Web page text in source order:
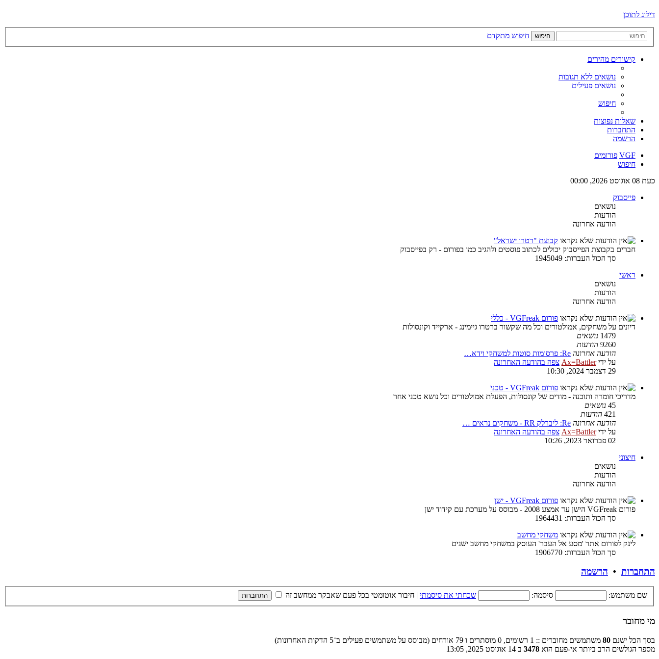
דילוג לתוכן
חיפוש חיפוש מתקדם
קישורים מהירים
נושאים ללא תגובות
נושאים פעילים
חיפוש
שאלות נפוצות
התחברות
הרשמה
VGF פורומים
חיפוש
כעת 08 אוגוסט 2026, 00:00
פייסבוק
נושאים
הודעות
הודעה אחרונה
קבוצת "רטרו ישראל"
חברים בקבוצת הפייסבוק יכולים לכתוב פוסטים ולהגיב כמו בפורום - רק בפייסבוק
סך הכול העברות: 1945049
ראשי
נושאים
הודעות
הודעה אחרונה
פורום VGFreak - כללי
דיונים על משחקים, אמולטורים וכל מה שקשור ברטרו גיימינג - ארקייד וקונסולות
1479 נושאים
9260 הודעות
הודעה אחרונה Re: פרסומות סוטות למשחקי וידא…
על ידיAx=Battler צפה בהודעה האחרונה
29 דצמבר 2024, 10:30
פורום VGFreak - טכני
מדריכי חומרה ותוכנה - מודים של קונסולות, הפעלת אמולטורים וכל נושא טכני אחר
45 נושאים
421 הודעות
הודעה אחרונה Re: ליברלק RR - משחקים נראים …
על ידיAx=Battler צפה בהודעה האחרונה
02 פברואר 2023, 10:26
חיצוני
נושאים
הודעות
הודעה אחרונה
פורום VGFreak - ישן
פורום VGFreak הישן עד אמצע 2008 - מבוסס על מערכת עם קידוד ישן
סך הכול העברות: 1964431
משחקי מחשב
לינק לפורום אתר 'מסע אל העבר' העוסק במשחקי מחשב ישנים
סך הכול העברות: 1906770
התחברות • הרשמה
שם משתמש: סיסמה: שכחתי את סיסמתי | חיבור אוטומטי בכל פעם שאבקר ממחשב זה
מי מחובר
בסך הכל ישנם 80 משתמשים מחוברים :: 1 רשומים, 0 מוסתרים ו 79 אורחים (מבוסס על משתמשים פעילים ב־5 הדקות האחרונות)
מספר הגולשים הרב ביותר אי-פעם הוא 3478 ב 14 אוגוסט 2025, 13:05